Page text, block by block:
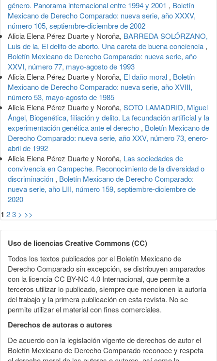
género. Panorama internacional entre 1994 y 2001 , Boletín
Mexicano de Derecho Comparado: nueva serie, año XXXV,
número 105, septiembre-diciembre de 2002
Alicia Elena Pérez Duarte y Noroña, BARREDA SOLÓRZANO,
Luis de la, El delito de aborto. Una careta de buena conciencia ,
Boletín Mexicano de Derecho Comparado: nueva serie, año
XXVI, número 77, mayo-agosto de 1993
Alicia Elena Pérez Duarte y Noroña, El daño moral , Boletín
Mexicano de Derecho Comparado: nueva serie, año XVIII,
número 53, mayo-agosto de 1985
Alicia Elena Pérez Duarte y Noroña, SOTO LAMADRID, Miguel
Ángel, Biogenética, filiación y delito. La fecundación artificial y la
experimentación genética ante el derecho , Boletín Mexicano de
Derecho Comparado: nueva serie, año XXV, número 73, enero-
abril de 1992
Alicia Elena Pérez Duarte y Noroña, Las sociedades de
convivencia en Campeche. Reconocimiento de la diversidad o
discriminación , Boletín Mexicano de Derecho Comparado:
nueva serie, año LIII, número 159, septiembre-diciembre de
2020
1 23 > >>
Uso de licencias Creative Commons (CC)
Todos los textos publicados por el Boletín Mexicano de
Derecho Comparado sin excepción, se distribuyen amparados
con la licencia CC BY-NC 4.0 Internacional, que permite a
terceros utilizar lo publicado, siempre que mencionen la autoría
del trabajo y la primera publicación en esta revista. No se
permite utilizar el material con fines comerciales.
Derechos de autoras o autores
De acuerdo con la legislación vigente de derechos de autor el
Boletín Mexicano de Derecho Comparado reconoce y respeta